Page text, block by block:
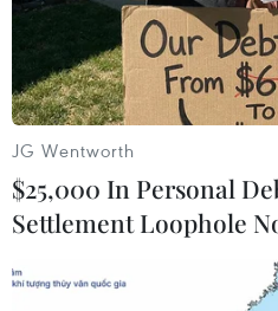
#quyên góp #gây quỹ
Theo dõi VietnamPlus
JG Wentworth
$25,000 In Personal
Settlement Loophole